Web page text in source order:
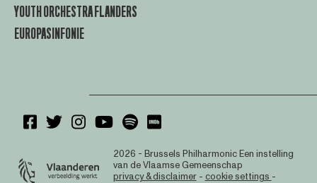
YOUTH ORCHESTRA FLANDERS
EUROPASINFONIE
2026 - Brussels PhilharmonicEen instelling
van de Vlaamse Gemeenschap
privacy & disclaimer- cookie settings -